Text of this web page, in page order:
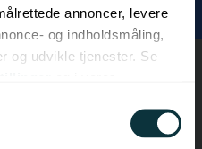
annoncer, levere
og indholdsmåling,
og udvikle tjenester. Se
fra vores
at trykke på "Privacy